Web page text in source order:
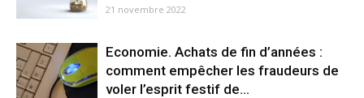
21 novembre 2022
Economie. Achats de fin d’années :
comment empêcher les fraudeurs de
voler l’esprit festif de...